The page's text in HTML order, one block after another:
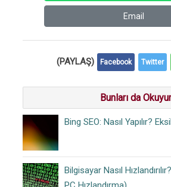
Email
(PAYLAŞ) Facebook Twitter
Bunları da
Bing SEO: Nasıl Yapılır?
Bilgisayar Nasıl